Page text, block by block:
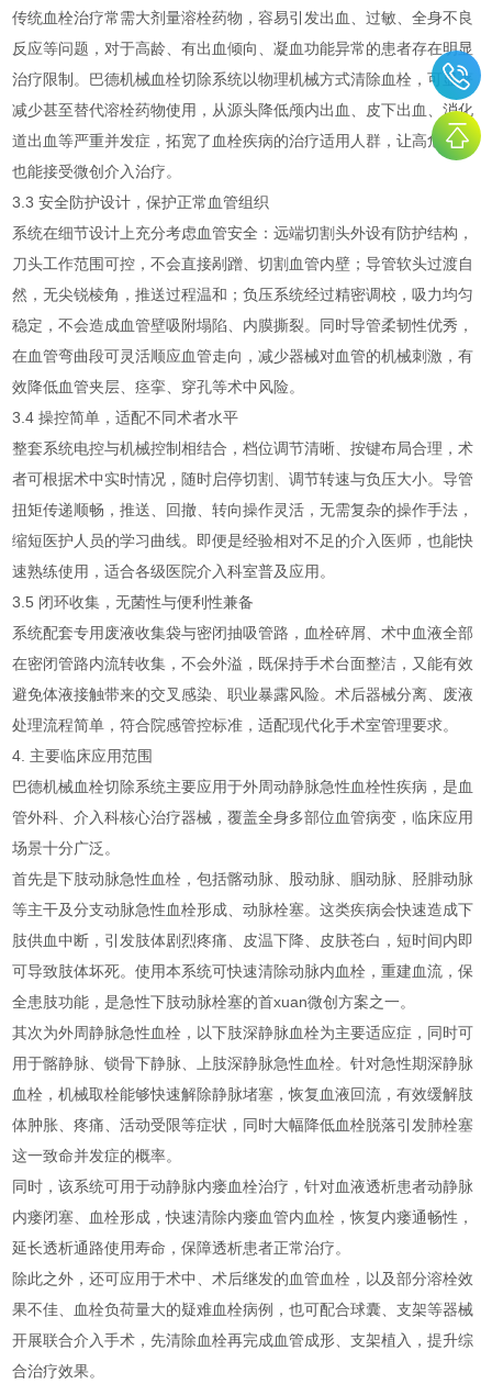
传统血栓治疗常需大剂量溶栓药物，容易引发出血、过敏、全身不良
反应等问题，对于高龄、有出血倾向、凝血功能异常的患者存在明显
治疗限制。巴德机械血栓切除系统以物理机械方式清除血栓，可显著
减少甚至替代溶栓药物使用，从源头降低颅内出血、皮下出血、消化
道出血等严重并发症，拓宽了血栓疾病的治疗适用人群，让高危患者
也能接受微创介入治疗。
3.3 安全防护设计，保护正常血管组织
系统在细节设计上充分考虑血管安全：远端切割头外设有防护结构，
刀头工作范围可控，不会直接剐蹭、切割血管内壁；导管软头过渡自
然，无尖锐棱角，推送过程温和；负压系统经过精密调校，吸力均匀
稳定，不会造成血管壁吸附塌陷、内膜撕裂。同时导管柔韧性优秀，
在血管弯曲段可灵活顺应血管走向，减少器械对血管的机械刺激，有
效降低血管夹层、痉挛、穿孔等术中风险。
3.4 操控简单，适配不同术者水平
整套系统电控与机械控制相结合，档位调节清晰、按键布局合理，术
者可根据术中实时情况，随时启停切割、调节转速与负压大小。导管
扭矩传递顺畅，推送、回撤、转向操作灵活，无需复杂的操作手法，
缩短医护人员的学习曲线。即便是经验相对不足的介入医师，也能快
速熟练使用，适合各级医院介入科室普及应用。
3.5 闭环收集，无菌性与便利性兼备
系统配套专用废液收集袋与密闭抽吸管路，血栓碎屑、术中血液全部
在密闭管路内流转收集，不会外溢，既保持手术台面整洁，又能有效
避免体液接触带来的交叉感染、职业暴露风险。术后器械分离、废液
处理流程简单，符合院感管控标准，适配现代化手术室管理要求。
4. 主要临床应用范围
巴德机械血栓切除系统主要应用于外周动静脉急性血栓性疾病，是血
管外科、介入科核心治疗器械，覆盖全身多部位血管病变，临床应用
场景十分广泛。
首先是下肢动脉急性血栓，包括髂动脉、股动脉、腘动脉、胫腓动脉
等主干及分支动脉急性血栓形成、动脉栓塞。这类疾病会快速造成下
肢供血中断，引发肢体剧烈疼痛、皮温下降、皮肤苍白，短时间内即
可导致肢体坏死。使用本系统可快速清除动脉内血栓，重建血流，保
全患肢功能，是急性下肢动脉栓塞的首xuan微创方案之一。
其次为外周静脉急性血栓，以下肢深静脉血栓为主要适应症，同时可
用于髂静脉、锁骨下静脉、上肢深静脉急性血栓。针对急性期深静脉
血栓，机械取栓能够快速解除静脉堵塞，恢复血液回流，有效缓解肢
体肿胀、疼痛、活动受限等症状，同时大幅降低血栓脱落引发肺栓塞
这一致命并发症的概率。
同时，该系统可用于动静脉内瘘血栓治疗，针对血液透析患者动静脉
内瘘闭塞、血栓形成，快速清除内瘘血管内血栓，恢复内瘘通畅性，
延长透析通路使用寿命，保障透析患者正常治疗。
除此之外，还可应用于术中、术后继发的血管血栓，以及部分溶栓效
果不佳、血栓负荷量大的疑难血栓病例，也可配合球囊、支架等器械
开展联合介入手术，先清除血栓再完成血管成形、支架植入，提升综
合治疗效果。